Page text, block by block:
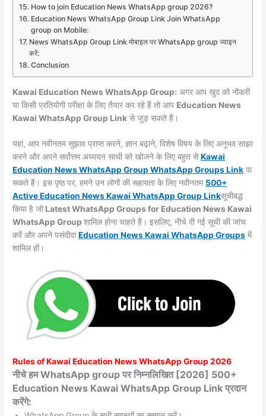
How to join Education News WhatsApp group 2026?
Education News WhatsApp Group Link Join WhatsApp
group on Mobile:
News WhatsApp Group Link मोबाइल पर WhatsApp group ज्वाइन
करें:
Conclusion
Kawai Education News WhatsApp Group: अगर आप खुद को नौकरी
या किसी प्रतियोगी परीक्षा के लिए तैयार कर रहे हैं तो आप Education News
Kawai WhatsApp Group Link से जुड़ सकते हैं।
यहां, आप नवीनतम सुझाव प्राप्त करने, ज्ञान बढ़ाने, विशेष विषय के लिए अनुभव साझा
करने और अपने सर्वोत्तम अध्ययन साथी को खोजने के लिए बहुत सेKawai
Education News WhatsApp Group WhatsApp GroupsLink पा
सकते हैं। इस पृष्ठ पर, हमने उन लोगों की सहायता के लिए नवीनतम 500+
Active Education News Kawai WhatsApp Group Linkसूचीबद्ध
किया है जो Latest WhatsApp Groups for Education News Kawai
WhatsApp Groupशामिल होना चाहते हैं। इसलिए, नीचे दी गई सूची की जांच
करें और अपने पसंदीदाEducation News Kawai WhatsAppGroups में
शामिल हों।
Rules ofKawaiEducation News WhatsApp Group 2026
नीचे हम WhatsApp group पर निम्नलिखित [2026] 500+
Education News Kawai WhatsApp Group Link प्रदान
करेंगे: